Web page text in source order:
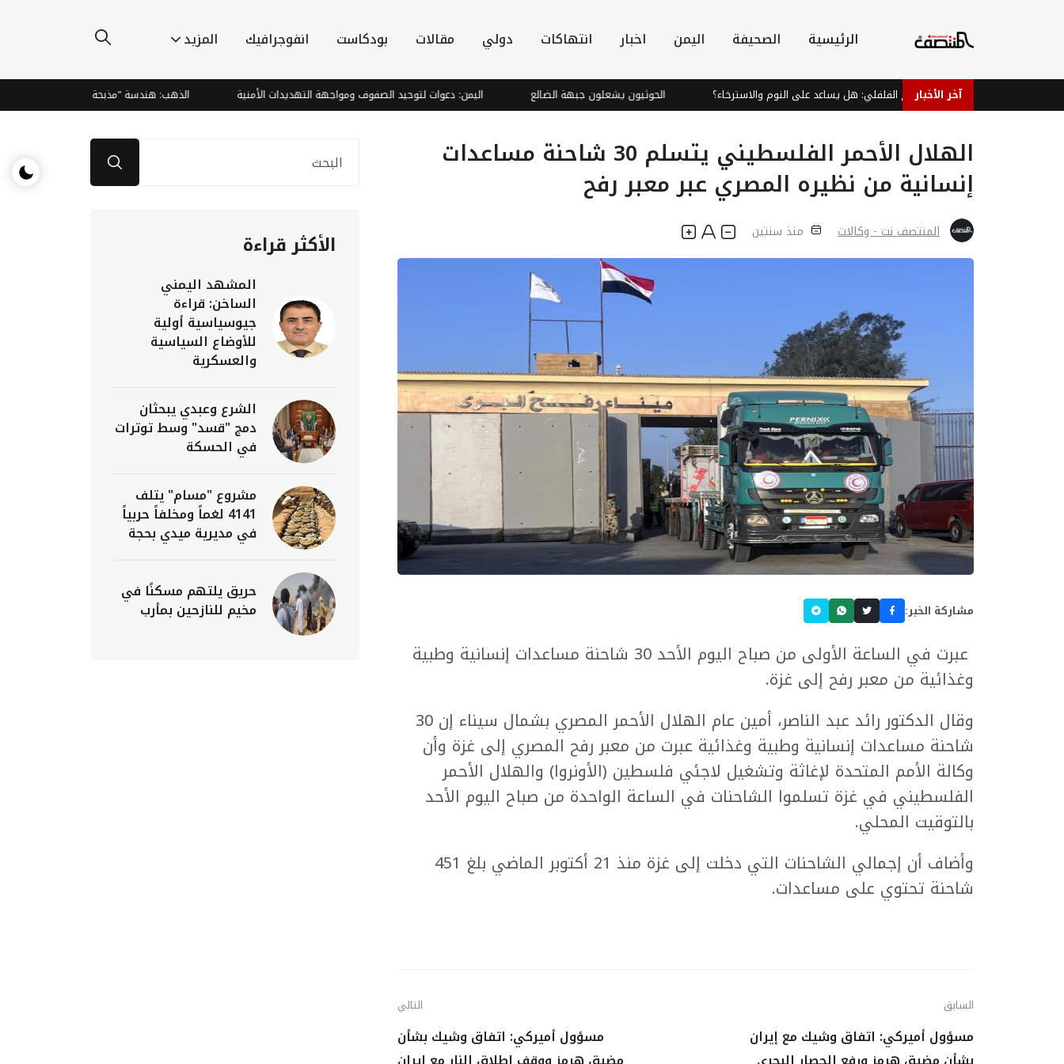
الرئيسية الصحيفة اليمن اخبار انتهاكات دولي مقالات بودكاست انفوجرافيك المزيد
آخر الأخبار
شاي النعناع الفلفلي: هل يساعد على النوم والاسترخاء؟ الحوثيون يشعلون جبهة الضالع اليمن: دعوات لتوحيد الصفوف ومواجهة التهديدات الأمنية الذهب: هندسة "مذبحة الدببة" وصعود صاروخي
الهلال الأحمر الفلسطيني يتسلم 30 شاحنة مساعدات
إنسانية من نظيره المصري عبر معبر رفح
المنتصف نت - وكالات منذ سنتين
مشاركة الخبر:
عبرت في الساعة الأولى من صباح اليوم الأحد 30 شاحنة مساعدات إنسانية وطبية
وغذائية من معبر رفح إلى غزة.
وقال الدكتور رائد عبد الناصر، أمين عام الهلال الأحمر المصري بشمال سيناء إن 30
شاحنة مساعدات إنسانية وطبية وغذائية عبرت من معبر رفح المصري إلى غزة وأن
وكالة الأمم المتحدة لإغاثة وتشغيل لاجئي فلسطين (الأونروا) والهلال الأحمر
الفلسطيني في غزة تسلموا الشاحنات في الساعة الواحدة من صباح اليوم الأحد
بالتوقيت المحلي.
وأضاف أن إجمالي الشاحنات التي دخلت إلى غزة منذ 21 أكتوبر الماضي بلغ 451
شاحنة تحتوي على مساعدات.
السابق
مسؤول أميركي: اتفاق وشيك مع إيران
التالي
مسؤول أميركي: اتفاق وشيك بشأن
الأكثر قراءة
المشهد اليمني
الساخن: قراءة
جيوسياسية أولية
للأوضاع السياسية
والعسكرية
الشرع وعبدي يبحثان
دمج "قسد" وسط توترات
في الحسكة
مشروع "مسام" يتلف
4141 لغماً ومخلفاً حربياً
في مديرية ميدي بحجة
حريق يلتهم مسكنًا في
مخيم للنازحين بمأرب